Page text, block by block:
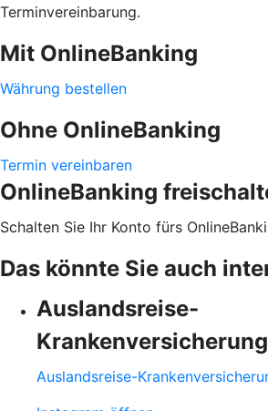
Terminvereinbarung.
Mit OnlineBanking
Währung bestellen
Ohne OnlineBanking
Termin vereinbaren
OnlineBanking
Schalten Sie Ihr Konto fürs
Das könnte Sie auch
Auslandsreise-
Krankenversicherung
Auslandsreise-